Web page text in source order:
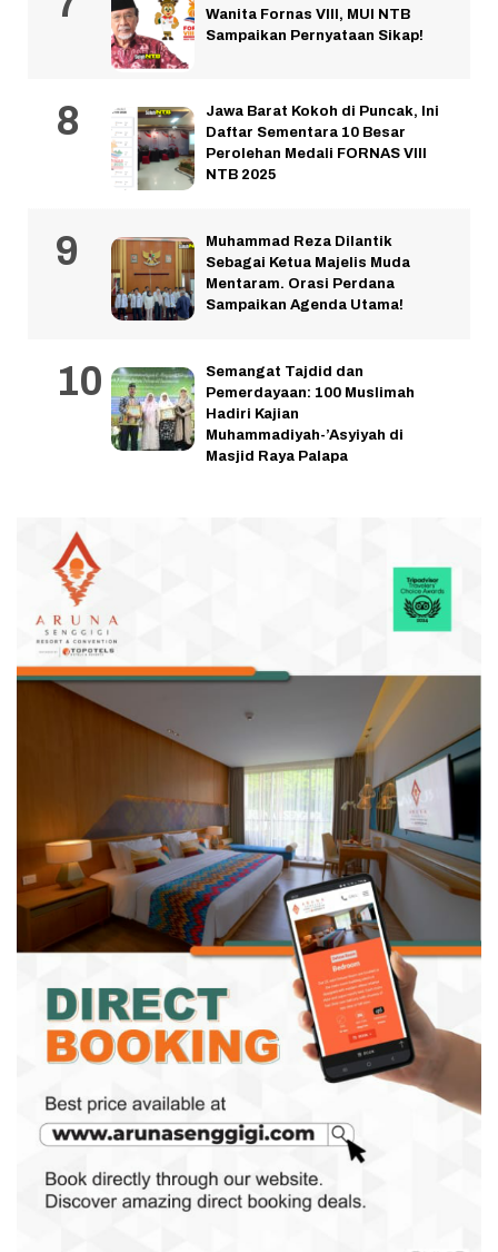
Wanita Fornas VIII, MUI NTB
Sampaikan Pernyataan Sikap!
Jawa Barat Kokoh di Puncak, Ini
Daftar Sementara 10 Besar
Perolehan Medali FORNAS VIII
NTB 2025
Muhammad Reza Dilantik
Sebagai Ketua Majelis Muda
Mentaram. Orasi Perdana
Sampaikan Agenda Utama!
Semangat Tajdid dan
Pemerdayaan: 100 Muslimah
Hadiri Kajian
Muhammadiyah-’Asyiyah di
Masjid Raya Palapa